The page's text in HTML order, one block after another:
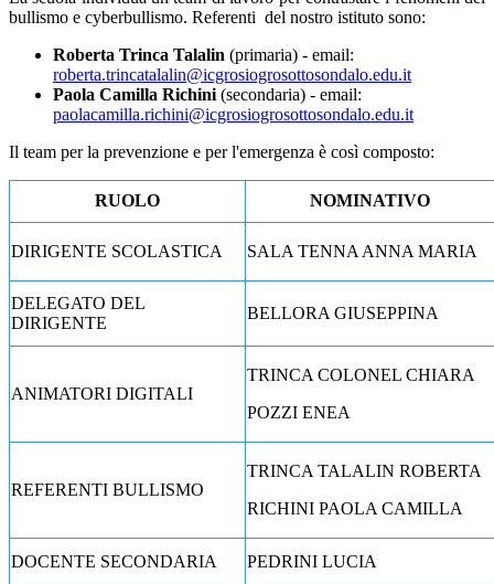
bullismo e cyberbullismo. Referenti del nostro istituto sono:
Roberta Trinca Talalin (primaria) - email:
roberta.trincatalalin@icgrosiogrosottosondalo.edu.it
Paola Camilla Richini (secondaria) - email:
paolacamilla.richini@icgrosiogrosottosondalo.edu.it
Il team per la prevenzione e per l'emergenza è così composto:
RUOLO NOMINATIVO
DIRIGENTE SCOLASTICA SALA TENNA ANNA MARIA
DELEGATO DEL
DIRIGENTE
BELLORA GIUSEPPINA
ANIMATORI DIGITALI
TRINCA COLONEL CHIARA
POZZI ENEA
REFERENTI BULLISMO
TRINCA TALALIN ROBERTA
RICHINI PAOLA CAMILLA
DOCENTE SECONDARIA PEDRINI LUCIA